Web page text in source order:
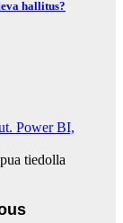
hallitus?
tiedolla